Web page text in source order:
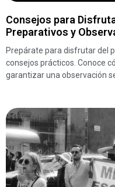
Consejos para
Preparativos y
Prepárate para disfrutar del
consejos prácticos. Conoce
garantizar una observación